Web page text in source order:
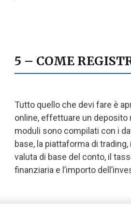
5 – COME
Tutto quello che devi fare è
online, effettuare un deposito
moduli sono compilati con i
base, la piattaforma di trading,
valuta di base del conto, il
finanziaria e l’importo